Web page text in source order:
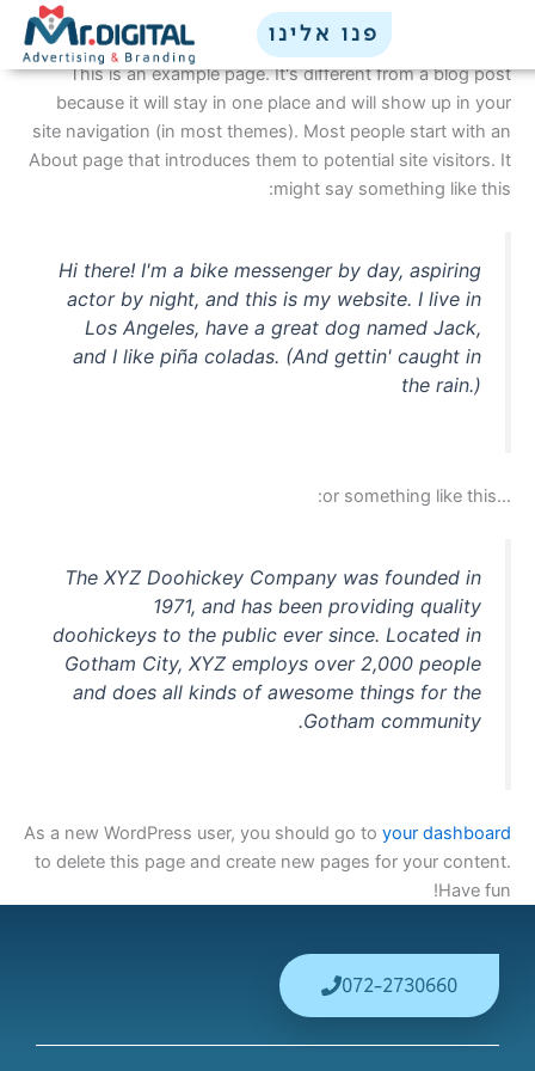
פנו אלינו
Sample Page
This is an example page. It's different from a blog post
because it will stay in one place and will show up in your
site navigation (in most themes). Most people start with an
About page that introduces them to potential site visitors. It
might say something like this:
Hi there! I'm a bike messenger by day, aspiring
actor by night, and this is my website. I live in
Los Angeles, have a great dog named Jack,
and I like piña coladas. (And gettin' caught in
the rain.)
…or something like this:
The XYZ Doohickey Company was founded in
1971, and has been providing quality
doohickeys to the public ever since. Located in
Gotham City, XYZ employs over 2,000 people
and does all kinds of awesome things for the
Gotham community.
As a new WordPress user, you should go to your dashboard
to delete this page and create new pages for your content.
Have fun!
072-2730660